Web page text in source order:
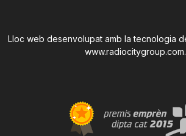
Lloc web desenvolupat amb la tecnologia
www.radiocitygroup.com.